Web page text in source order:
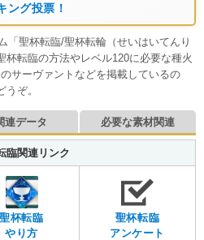
ング投票！
「聖杯転臨/聖杯転輪（せいはいてんり
杯転臨の方法やレベル120に必要な種火
サーヴァントなどを掲載しているの
ぞ。
連データ 必要な素材関連
臨関連リンク
聖杯転臨
やり方
聖杯転臨
アンケート